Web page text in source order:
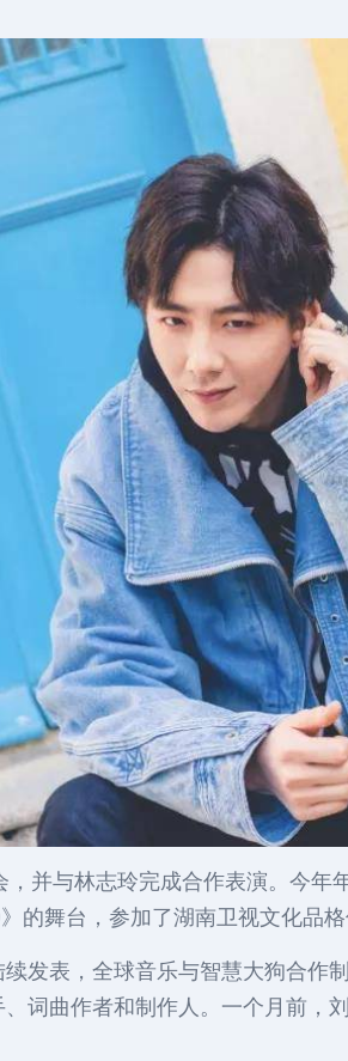
并与林志玲完成合作表演。今年
的舞台，参加了湖南卫视文化品
发表，全球音乐与智慧大狗合作
词曲作者和制作人。一个月前，